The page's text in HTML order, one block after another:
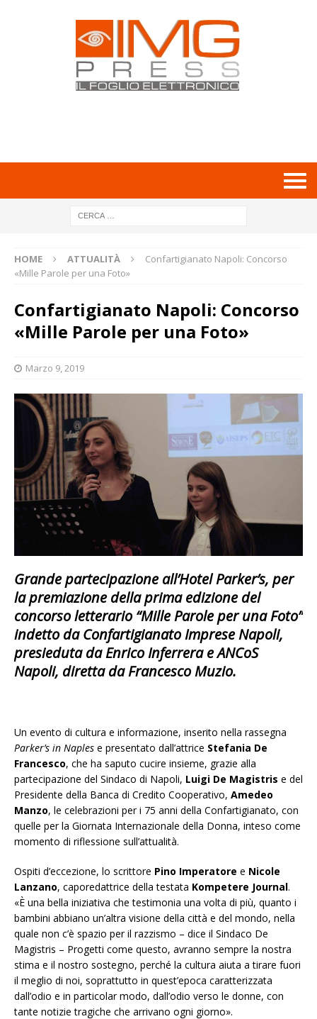
HOME ATTUALITÀ
Confartigianato Napoli: Concorso
«Mille Parole per una Foto»
Confartigianato Napoli: Concorso
«Mille Parole per una Foto»
Marzo 9, 2019
Grande partecipazione all’Hotel Parker’s, per
la premiazione della prima edizione del
concorso letterario “Mille Parole per una Foto”
indetto daConfartigianato Imprese Napoli,
presieduta daEnrico InferreraeANCoS
Napoli, diretta daFrancesco Muzio.
Un evento di cultura e informazione, inserito nella rassegna
Parker’s in Naples e presentato dall’attrice Stefania De
Francesco, che ha saputo cucire insieme, grazie alla
partecipazione del Sindaco di Napoli, Luigi De Magistris e del
Presidente della Banca di Credito Cooperativo, Amedeo
Manzo, le celebrazioni per i 75 anni della Confartigianato, con
quelle per la Giornata Internazionale della Donna, inteso come
momento di riflessione sull’attualità.
Ospiti d’eccezione, lo scrittore Pino Imperatore e Nicole
Lanzano, caporedattrice della testata Kompetere Journal.
«È una bella iniziativa che testimonia una volta di più, quanto i
bambini abbiano un’altra visione della città e del mondo, nella
quale non c’è spazio per il razzismo – dice il Sindaco De
Magistris – Progetti come questo, avranno sempre la nostra
stima e il nostro sostegno, perché la cultura aiuta a tirare fuori
il meglio di noi, soprattutto in quest’epoca caratterizzata
dall’odio e in particolar modo, dall’odio verso le donne, con
tante notizie tragiche che arrivano ogni giorno».